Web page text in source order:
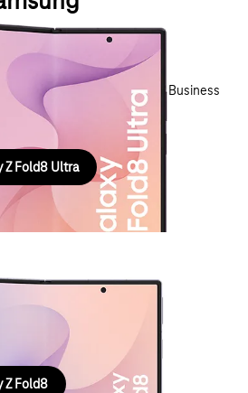
Z Fold8 Ultra
für mehr Produktivität im Business
Z Fold8 Ultra
Z Fold8
Galaxy AI unterstützen Sie bei jeder
Z Fold8